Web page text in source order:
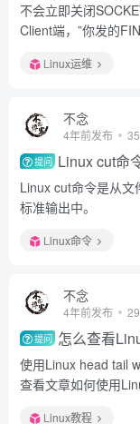
不会立即关闭
Client端，”你发的
Linux运维
不念
4年前发布
提问 Linux cut命
Linux cut命令是从文
标准输出中。
Linux命令
不念
4年前发布
提问 怎么查看
使用Linux head tail
查看文章如何使用
Linux教程